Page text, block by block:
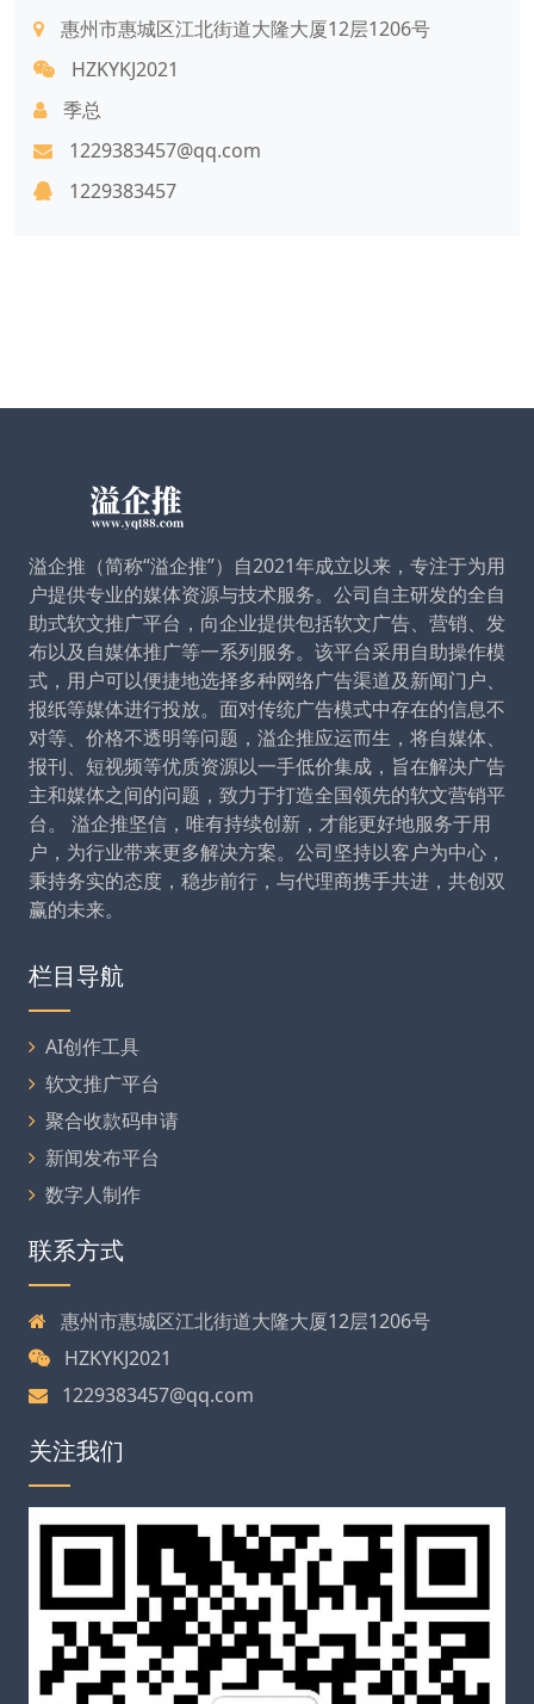
惠州市惠城区江北街道大隆大厦12层1206号
HZKYKJ2021
季总
1229383457@qq.com
1229383457
溢企推（简称“溢企推”）自2021年成立以来，专注于为用
户提供专业的媒体资源与技术服务。公司自主研发的全自
助式软文推广平台，向企业提供包括软文广告、营销、发
布以及自媒体推广等一系列服务。该平台采用自助操作模
式，用户可以便捷地选择多种网络广告渠道及新闻门户、
报纸等媒体进行投放。面对传统广告模式中存在的信息不
对等、价格不透明等问题，溢企推应运而生，将自媒体、
报刊、短视频等优质资源以一手低价集成，旨在解决广告
主和媒体之间的问题，致力于打造全国领先的软文营销平
台。 溢企推坚信，唯有持续创新，才能更好地服务于用
户，为行业带来更多解决方案。公司坚持以客户为中心，
秉持务实的态度，稳步前行，与代理商携手共进，共创双
赢的未来。
栏目导航
AI创作工具
软文推广平台
聚合收款码申请
新闻发布平台
数字人制作
联系方式
惠州市惠城区江北街道大隆大厦12层1206号
HZKYKJ2021
1229383457@qq.com
关注我们